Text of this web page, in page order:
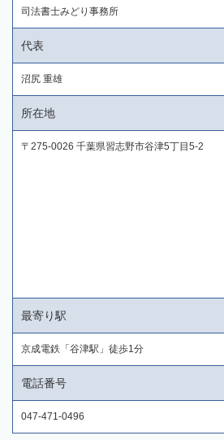
司法書士みどり事務所
代表
沼尻 重雄
所在地
〒275-0026 千葉県習志野市谷津5丁目5-2
最寄り駅
京成電鉄「谷津駅」徒歩1分
電話番号
047-471-0496